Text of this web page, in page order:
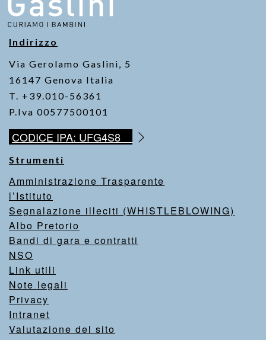
Indirizzo
Via Gerolamo Gaslini, 5
16147 Genova Italia
T. +39.010-56361
P.Iva 00577500101
CODICE IPA: UFG4S8
Strumenti
Amministrazione Trasparente
l’Istituto
Segnalazione illeciti (WHISTLEBLOWING)
Albo Pretorio
Bandi di gara e contratti
NSO
Link utili
Note legali
Privacy
Intranet
Valutazione del sito